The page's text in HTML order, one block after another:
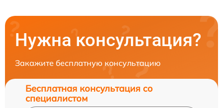
Нужна консультация?
Закажите бесплатную консультацию
Бесплатная консультация со
специалистом